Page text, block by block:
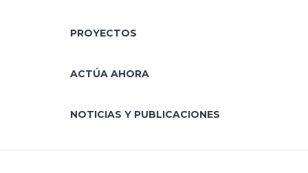
PROYECTOS
ACTÚA AHORA
NOTICIAS Y PUBLICACIONES